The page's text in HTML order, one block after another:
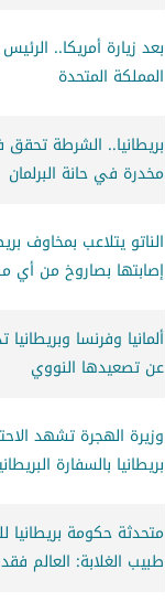
بعد زيارة أمريكا..
المملكة المتحدة
بريطانيا.. الشرطة
مخدرة في حانة البرلمان
الناتو يتلاعب بمخاوف
إصابتها بصاروخ من أي
ألمانيا وفرنسا
عن تصعيدها النووي
وزيرة الهجرة تشهد
بريطانيا بالسفارة
متحدثة حكومة
طبيب الغلابة: العالم